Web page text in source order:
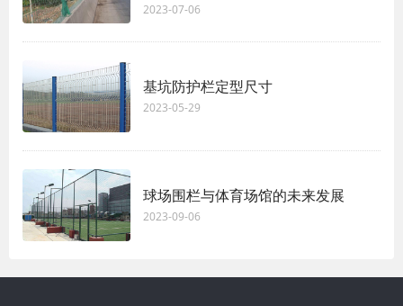
2023-07-06
基坑防护栏定型尺寸
2023-05-29
球场围栏与体育场馆的未来发展
2023-09-06